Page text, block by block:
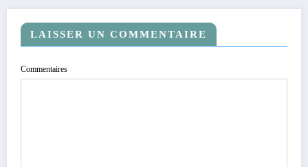
LAISSER UN COMMENTAIRE
Commentaires